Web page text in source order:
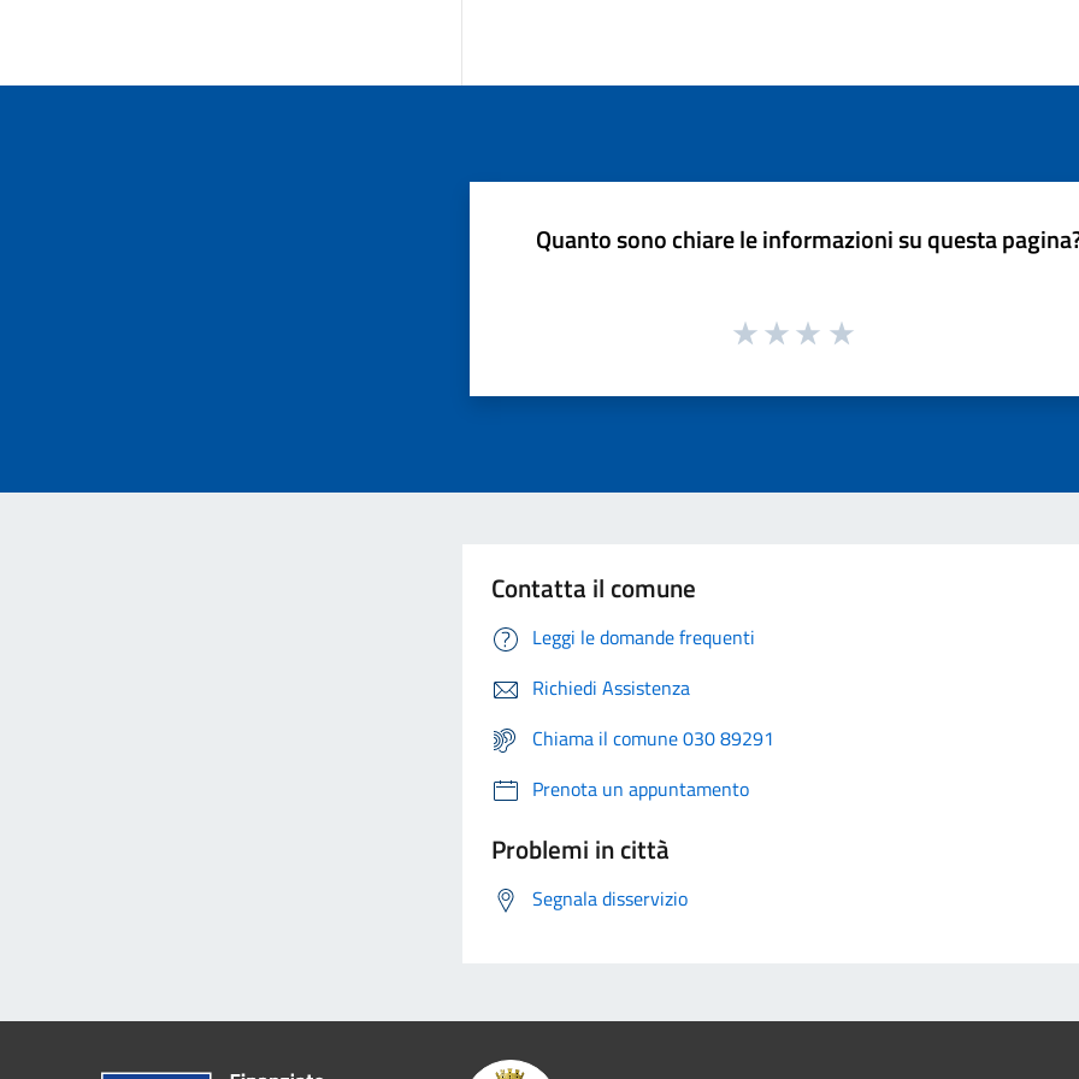
Quanto sono chiare le informazioni su questa
Contatta il comune
Leggi le domande frequenti
Richiedi Assistenza
Chiama il comune 030 89291
Prenota un appuntamento
Problemi in città
Segnala disservizio